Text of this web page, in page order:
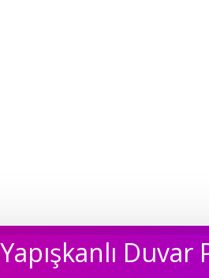
Duvar